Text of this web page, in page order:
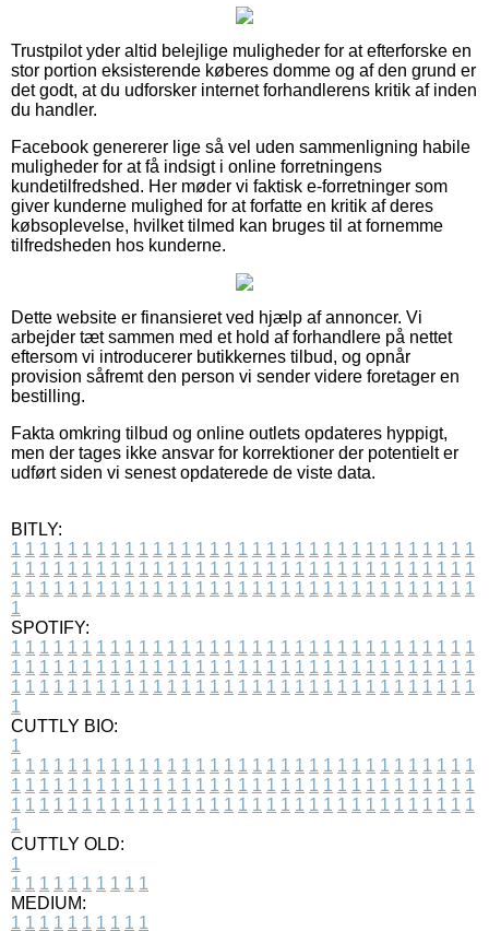
Trustpilot yder altid belejlige muligheder for at efterforske en
stor portion eksisterende køberes domme og af den grund er
det godt, at du udforsker internet forhandlerens kritik af inden
du handler.
Facebook genererer lige så vel uden sammenligning habile
muligheder for at få indsigt i online forretningens
kundetilfredshed. Her møder vi faktisk e-forretninger som
giver kunderne mulighed for at forfatte en kritik af deres
købsoplevelse, hvilket tilmed kan bruges til at fornemme
tilfredsheden hos kunderne.
Dette website er finansieret ved hjælp af annoncer. Vi
arbejder tæt sammen med et hold af forhandlere på nettet
eftersom vi introducerer butikkernes tilbud, og opnår
provision såfremt den person vi sender videre foretager en
bestilling.
Fakta omkring tilbud og online outlets opdateres hyppigt,
men der tages ikke ansvar for korrektioner der potentielt er
udført siden vi senest opdaterede de viste data.
BITLY:
1 1 1 1 1 1 1 1 1 1 1 1 1 1 1 1 1 1 1 1 1 1 1 1 1 1 1 1 1 1 1 1 1
1 1 1 1 1 1 1 1 1 1 1 1 1 1 1 1 1 1 1 1 1 1 1 1 1 1 1 1 1 1 1 1 1
1 1 1 1 1 1 1 1 1 1 1 1 1 1 1 1 1 1 1 1 1 1 1 1 1 1 1 1 1 1 1 1 1
1
SPOTIFY:
1 1 1 1 1 1 1 1 1 1 1 1 1 1 1 1 1 1 1 1 1 1 1 1 1 1 1 1 1 1 1 1 1
1 1 1 1 1 1 1 1 1 1 1 1 1 1 1 1 1 1 1 1 1 1 1 1 1 1 1 1 1 1 1 1 1
1 1 1 1 1 1 1 1 1 1 1 1 1 1 1 1 1 1 1 1 1 1 1 1 1 1 1 1 1 1 1 1 1
1
CUTTLY BIO:
1
1 1 1 1 1 1 1 1 1 1 1 1 1 1 1 1 1 1 1 1 1 1 1 1 1 1 1 1 1 1 1 1 1
1 1 1 1 1 1 1 1 1 1 1 1 1 1 1 1 1 1 1 1 1 1 1 1 1 1 1 1 1 1 1 1 1
1 1 1 1 1 1 1 1 1 1 1 1 1 1 1 1 1 1 1 1 1 1 1 1 1 1 1 1 1 1 1 1 1
1
CUTTLY OLD:
1
1 1 1 1 1 1 1 1 1 1
MEDIUM:
1 1 1 1 1 1 1 1 1 1